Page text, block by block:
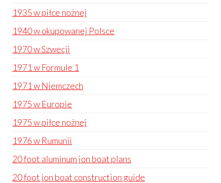
1935 w piłce nożnej
1940 w okupowanej Polsce
1970 w Szwecji
1971 w Formule 1
1971 w Niemczech
1975 w Europie
1975 w piłce nożnej
1976 w Rumunii
20 foot aluminum jon boat plans
20 foot jon boat construction guide